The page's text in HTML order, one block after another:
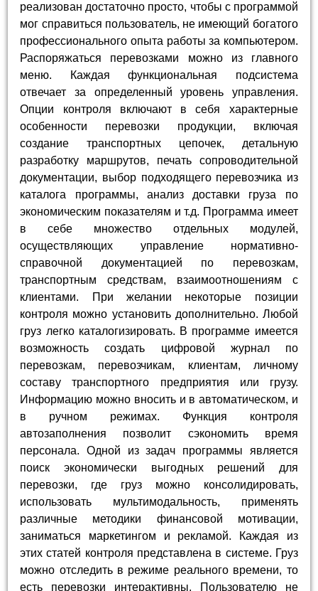
реализован достаточно просто, чтобы с программой
мог справиться пользователь, не имеющий богатого
профессионального опыта работы за компьютером.
Распоряжаться перевозками можно из главного
меню. Каждая функциональная подсистема
отвечает за определенный уровень управления.
Опции контроля включают в себя характерные
особенности перевозки продукции, включая
создание транспортных цепочек, детальную
разработку маршрутов, печать сопроводительной
документации, выбор подходящего перевозчика из
каталога программы, анализ доставки груза по
экономическим показателям и т.д. Программа имеет
в себе множество отдельных модулей,
осуществляющих управление нормативно-
справочной документацией по перевозкам,
транспортным средствам, взаимоотношениям с
клиентами. При желании некоторые позиции
контроля можно установить дополнительно. Любой
груз легко каталогизировать. В программе имеется
возможность создать цифровой журнал по
перевозкам, перевозчикам, клиентам, личному
составу транспортного предприятия или грузу.
Информацию можно вносить и в автоматическом, и
в ручном режимах. Функция контроля
автозаполнения позволит сэкономить время
персонала. Одной из задач программы является
поиск экономически выгодных решений для
перевозки, где груз можно консолидировать,
использовать мультимодальность, применять
различные методики финансовой мотивации,
заниматься маркетингом и рекламой. Каждая из
этих статей контроля представлена в системе. Груз
можно отследить в режиме реального времени, то
есть перевозки интерактивны. Пользователю не